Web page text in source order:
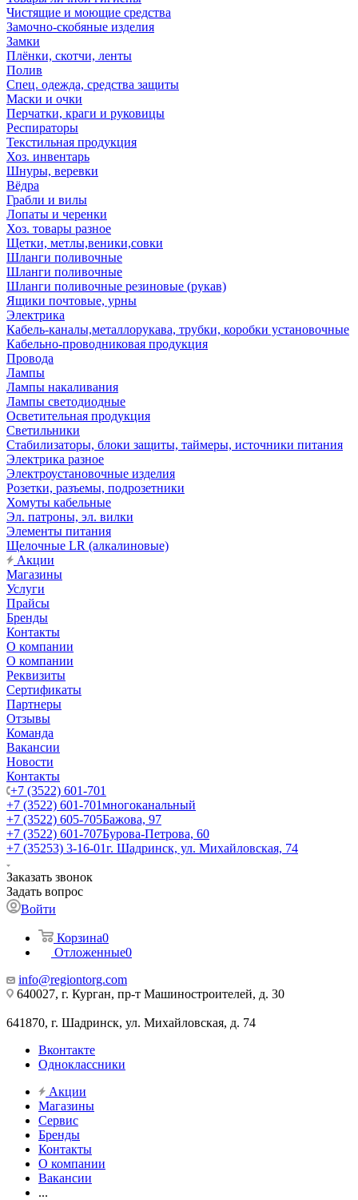
Чистящие и моющие средства
Замочно-скобяные изделия
Замки
Плёнки, скотчи, ленты
Полив
Спец. одежда, средства защиты
Маски и очки
Перчатки, краги и руковицы
Респираторы
Текстильная продукция
Хоз. инвентарь
Шнуры, веревки
Вёдра
Грабли и вилы
Лопаты и черенки
Хоз. товары разное
Щетки, метлы,веники,совки
Шланги поливочные
Шланги поливочные
Шланги поливочные резиновые (рукав)
Ящики почтовые, урны
Электрика
Кабель-каналы,металлорукава, трубки, коробки установочные
Кабельно-проводниковая продукция
Провода
Лампы
Лампы накаливания
Лампы светодиодные
Осветительная продукция
Светильники
Стабилизаторы, блоки защиты, таймеры, источники питания
Электрика разное
Электроустановочные изделия
Розетки, разъемы, подрозетники
Хомуты кабельные
Эл. патроны, эл. вилки
Элементы питания
Щелочные LR (алкалиновые)
Акции
Магазины
Услуги
Прайсы
Бренды
Контакты
О компании
О компании
Реквизиты
Сертификаты
Партнеры
Отзывы
Команда
Вакансии
Новости
Контакты
+7 (3522) 601-701
+7 (3522) 601-701многоканальный
+7 (3522) 605-705Бажова, 97
+7 (3522) 601-707Бурова-Петрова, 60
+7 (35253) 3-16-01г. Шадринск, ул. Михайловская, 74
Заказать звонок
Задать вопрос
Войти
Корзина0
Отложенные0
info@regiontorg.com
640027, г. Курган, пр-т Машиностроителей, д. 30
641870, г. Шадринск, ул. Михайловская, д. 74
Вконтакте
Одноклассники
Акции
Магазины
Сервис
Бренды
Контакты
О компании
Вакансии
...